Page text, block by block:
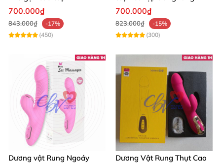
700.000₫
843.000₫
-17%
(450)
700.000₫
823.000₫
-15%
(300)
Dương vật Rung Ngoáy
Dương Vật Rung Thụt Cao